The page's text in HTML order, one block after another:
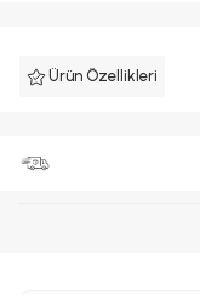
Ürün Özellikleri